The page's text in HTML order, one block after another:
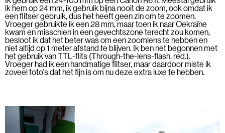
ik hem op 24 mm, ik gebruik bijna nooit de zoom, ook omdat ik
een flitser gebruik, dus het heeft geen zin om te zoomen.
Vroeger gebruikte ik een 28 mm, maar toen ik naar Oekraïne
kwam en misschien in een gevechtszone terecht zou komen,
besloot ik dat het beter was om een zoomlens te hebben en
niet altijd op 1 meter afstand te blijven. Ik ben net begonnen met
het gebruik van TTL-flits (Through-the-lens-flash, red.).
Vroeger had ik een handmatige flitser, maar daardoor miste ik
zoveel foto's dat het fijn is om nu deze extra luxe te hebben.